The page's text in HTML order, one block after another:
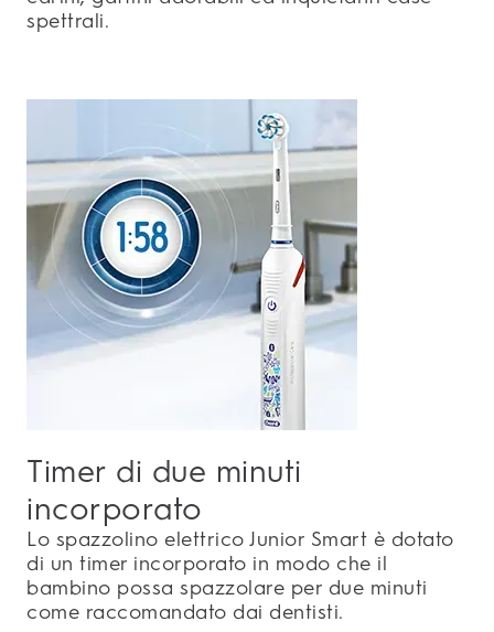
spettrali.
Timer di due minuti
incorporato
Lo spazzolino elettrico Junior Smart è dotato
di un timer incorporato in modo che il
bambino possa spazzolare per due minuti
come raccomandato dai dentisti.